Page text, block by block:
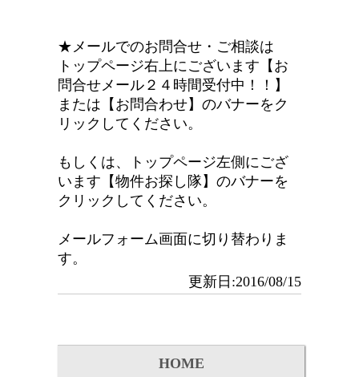
HOME
★メールでのお問合せ・ご相談は
トップページ右上にございます【お
問合せメール２４時間受付中！！】
または【お問合わせ】のバナーをク
リックしてください。
もしくは、トップページ左側にござ
います【物件お探し隊】のバナーを
クリックしてください。
メールフォーム画面に切り替わりま
す。
更新日:2016/08/15